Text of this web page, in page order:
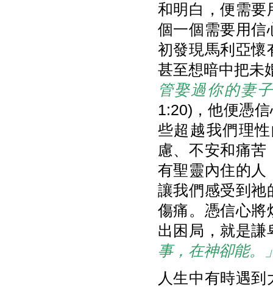
和明白，便需要
個一個需要用信
初發現馬利亞懷
甚至想暗中把未
管娶過你的妻
1:20)，他便憑
些超越我們理
慮、不安和痛
有聖靈內住的人
讓我們感受到祂
傷痛。憑信心將
出困局，就是謙
事，在神卻能。
人生中有時遇